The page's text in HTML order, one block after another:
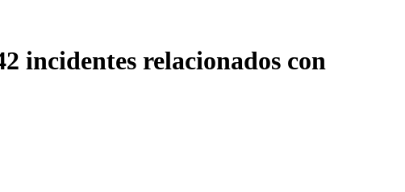
incidentes relacionados con